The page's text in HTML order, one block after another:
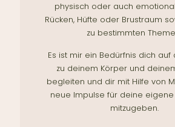
physisch oder auch emotional
Rücken, Hüfte oder Brustraum
zu bestimmten
Es ist mir ein Bedürfnis dich auf
zu deinem Körper und
begleiten und dir mit Hilfe von
neue Impulse für deine eigene
mitzugeben.